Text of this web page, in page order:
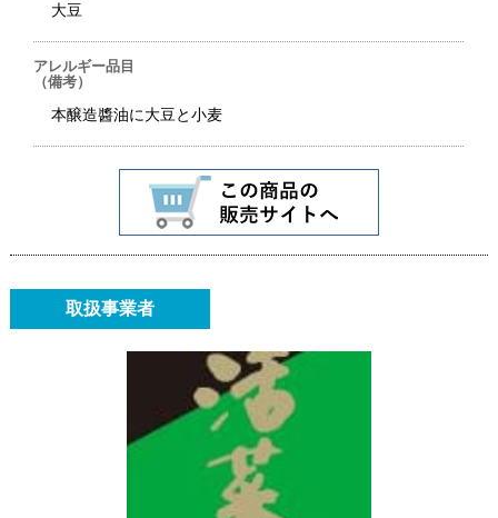
大豆
アレルギー品目
（備考）
本醸造醬油に大豆と小麦
取扱事業者